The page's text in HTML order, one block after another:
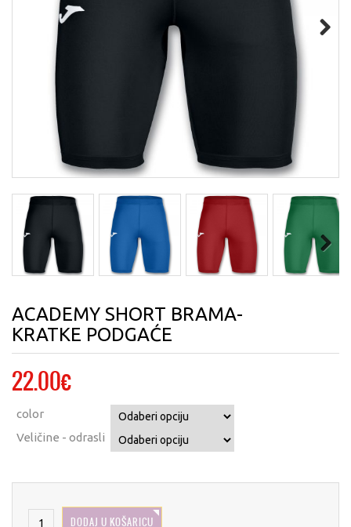
Next
ACADEMY SHORT BRAMA-
KRATKE PODGAĆE
22.00€
color
Veličine - odrasli
DODAJ U KOŠARICU